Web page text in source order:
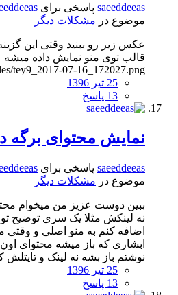
saeeddeeas پاسخی برای
موضوع در مشکلات دیگر
عکس زیر رو ببنید وقتی این
قالب توی منو نمایش داده میشه
tey9_2017-07-16_172027.png
25 تیر 1396
13 پاسخ
نمایش محتوای برگه
saeeddeeas پاسخی برای
موضوع در مشکلات دیگر
ببین دوست عزیز من میخوام
نه لینکش مثلا یک سری توضیح
اضافه کنم به منو اصلی و
ابشاری که باز میشه محتوای
نوشتم باز بشه نه لینک و تایتلش
25 تیر 1396
13 پاسخ